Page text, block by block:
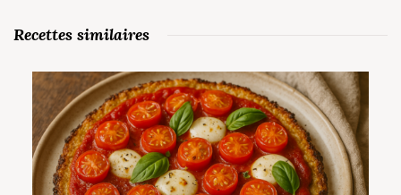
Recettes similaires